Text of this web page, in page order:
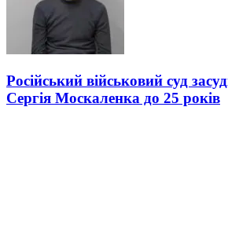
Російський військовий суд
Сергія Москаленка до 25 років